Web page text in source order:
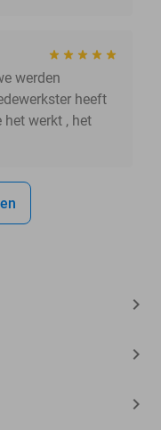
werden
heeft
het werkt , het